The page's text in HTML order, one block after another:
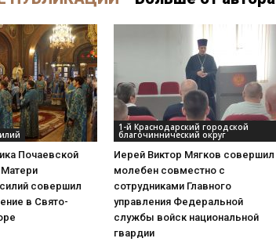
Почаевской
совершил
в Свято-
1-й Краснодарский городской
благочиннический округ
Иерей Виктор Мягков совершил
молебен совместно с
сотрудниками Главного
управления Федеральной
службы войск национальной
гвардии